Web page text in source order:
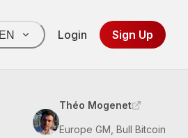
EN Login Sign Up
Théo Mogenet
Europe GM, Bull Bitcoin